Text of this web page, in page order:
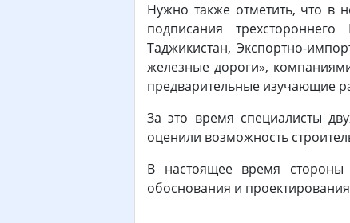
Нужно также отметить, что в
подписания
Таджикистан, Экспортно-
железные дороги»,
предварительные изучающие
За это время специалисты
оценили возможность
В настоящее время стороны
обоснования и